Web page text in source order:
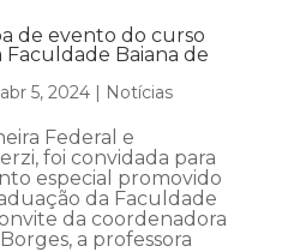
de evento do curso
Baiana de
abr 5, 2024| Notícias
Federal e
foi convidada para
especial promovido
da Faculdade
da coordenadora
a professora